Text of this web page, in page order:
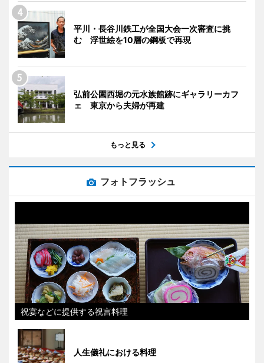
平川・長谷川鉄工が全国大会一次審査に挑
む 浮世絵を10層の鋼板で再現
弘前公園西堀の元水族館跡にギャラリーカフ
ェ 東京から夫婦が再建
もっと見る
フォトフラッシュ
祝宴などに提供する祝言料理
人生儀礼における料理